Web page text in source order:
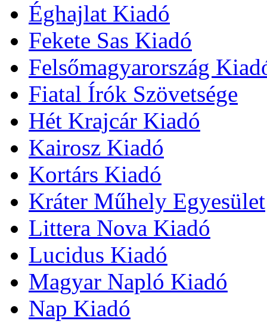
Éghajlat Kiadó
Fekete Sas Kiadó
Felsőmagyarország
Fiatal Írók Szövetsége
Hét Krajcár Kiadó
Kairosz Kiadó
Kortárs Kiadó
Kráter Műhely Egyesület
Littera Nova Kiadó
Lucidus Kiadó
Magyar Napló Kiadó
Nap Kiadó